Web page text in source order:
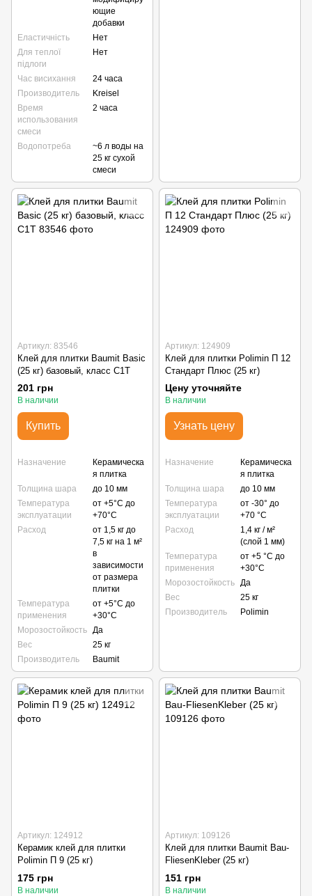
ющие
добавки
Еластичність
Нет
Для теплої
підлоги
Нет
Час висихання
24 часа
Производитель
Kreisel
Время
использования
смеси
2 часа
Водопотреба
~6 л воды на
25 кг сухой
смеси
Артикул: 83546
Клей для плитки Baumit Basic
(25 кг) базовый, класс C1T
201 грн
В наличии
Купить
Назначение
Керамическа
я плитка
Толщина шара
до 10 мм
Температура
эксплуатации
от +5°C до
+70°C
Расход
от 1,5 кг до
7,5 кг на 1 м²
в
зависимости
от размера
плитки
Температура
применения
от +5°С до
+30°С
Морозостойкость Да
Вес
25 кг
Производитель
Baumit
Артикул: 124909
Клей для плитки Polimin П 12
Стандарт Плюс (25 кг)
Цену уточняйте
В наличии
Узнать цену
Назначение
Керамическа
я плитка
Толщина шара
до 10 мм
Температура
эксплуатации
от -30° до
+70 °С
Расход
1,4 кг / м²
(слой 1 мм)
Температура
применения
от +5 °C до
+30°C
Морозостойкость Да
Вес
25 кг
Производитель
Polimin
Артикул: 124912
Керамик клей для плитки
Polimin П 9 (25 кг)
175 грн
В наличии
Артикул: 109126
Клей для плитки Baumit Bau-
FliesenKleber (25 кг)
151 грн
В наличии